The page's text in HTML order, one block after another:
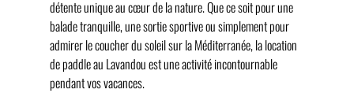
détente unique au cœur de la nature. Que ce soit pour une
balade tranquille, une sortie sportive ou simplement pour
admirer le coucher du soleil sur la Méditerranée, la location
de paddle au Lavandou est une activité incontournable
pendant vos vacances.